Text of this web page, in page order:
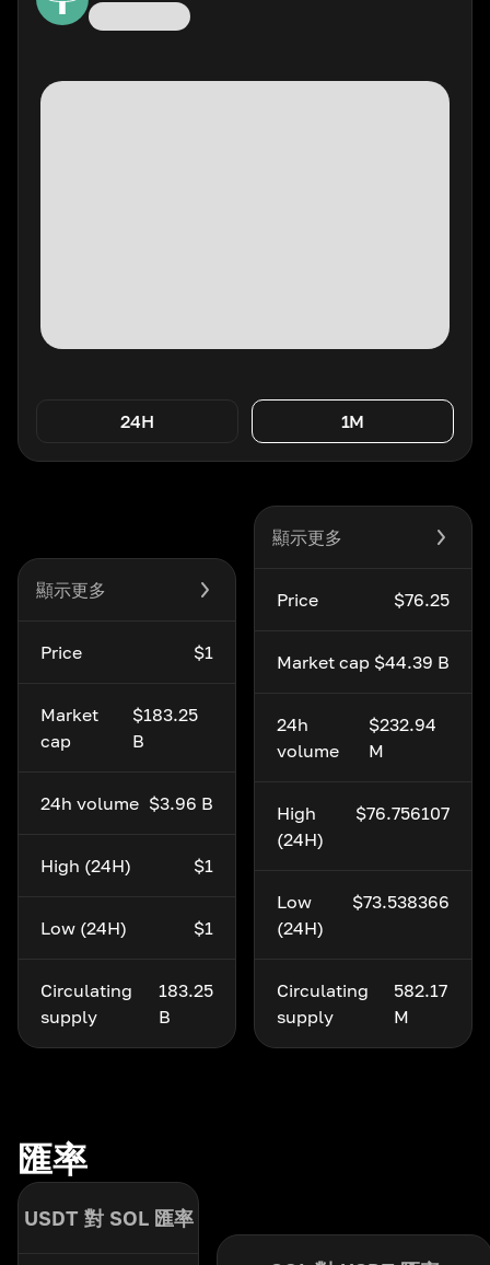
24H 1M
顯示更多
Price $1
Market
cap
$183.25
B
24h volume $3.96 B
High (24H) $1
Low (24H) $1
Circulating
supply
183.25
B
顯示更多
Price $76.25
Market cap $44.39 B
24h
volume
$232.94
M
High
(24H)
$76.756107
Low
(24H)
$73.538366
Circulating
supply
582.17
M
匯率
USDT 對 SOL 匯率